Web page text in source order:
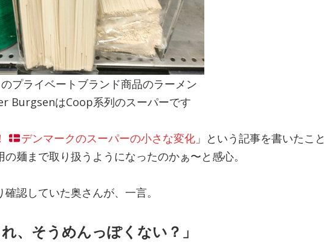
プライベートブランド商品のラーメン
BurgsenはCoop系列のスーパーです
デンマークのスーパーの小さな変化」という記事を書いたこと
麺まで取り扱うようになったのかぁ〜と感心。
認していた奥さんが、一言。
れ、そうめんっぽくない？」